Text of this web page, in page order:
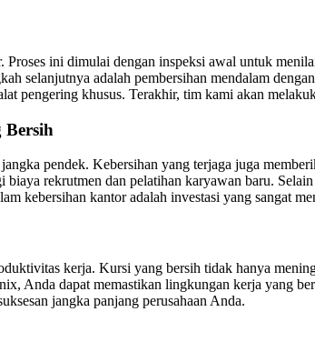
ini dimulai dengan inspeksi awal untuk
selanjutnya adalah pembersihan mendalam
pengering khusus. Terakhir, tim kami akan
pendek. Kebersihan yang terjaga juga
rekrutmen dan pelatihan karyawan baru.
kebersihan kantor adalah investasi yang sangat
kerja. Kursi yang bersih tidak hanya
Anda dapat memastikan lingkungan kerja yang
jangka panjang perusahaan Anda.